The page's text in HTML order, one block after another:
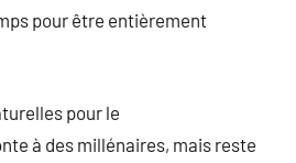
pour être entièrement
pour le
à des millénaires, mais reste